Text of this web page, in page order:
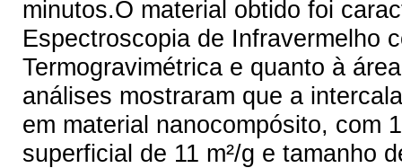
minutos.O material obtido foi
Espectroscopia de Infravermelho
Termogravimétrica e quanto à
análises mostraram que a
em material nanocompósito, com
superficial de 11 m²/g e tamanho